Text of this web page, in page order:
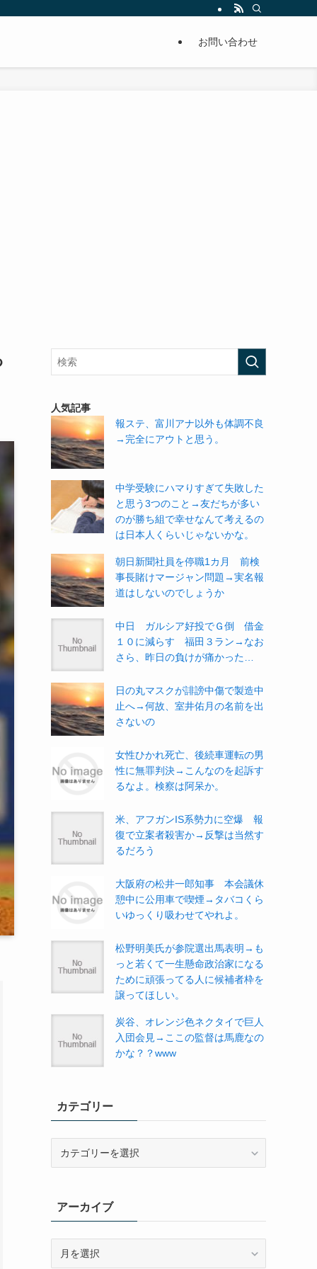
痩せることが出来るように分かりやすくまとめています。
お問い合わせ
人気記事
報ステ、富川アナ以外も体調不良
→完全にアウトと思う。
中学受験にハマりすぎて失敗した
と思う3つのこと→友だちが多い
のが勝ち組で幸せなんて考えるの
は日本人くらいじゃないかな。
朝日新聞社員を停職1カ月 前検
事長賭けマージャン問題→実名報
道はしないのでしょうか
中日 ガルシア好投でＧ倒 借金
１０に減らす 福田３ラン→なお
さら、昨日の負けが痛かった…
日の丸マスクが誹謗中傷で製造中
止へ→何故、室井佑月の名前を出
さないの
女性ひかれ死亡、後続車運転の男
性に無罪判決→こんなのを起訴す
るなよ。検察は阿呆か。
米、アフガンIS系勢力に空爆 報
復で立案者殺害か→反撃は当然す
るだろう
大阪府の松井一郎知事 本会議休
憩中に公用車で喫煙→タバコくら
いゆっくり吸わせてやれよ。
松野明美氏が参院選出馬表明→も
っと若くて一生懸命政治家になる
ために頑張ってる人に候補者枠を
譲ってほしい。
炭谷、オレンジ色ネクタイで巨人
入団会見→ここの監督は馬鹿なの
かな？？www
カテゴリー
ーアーカイブ